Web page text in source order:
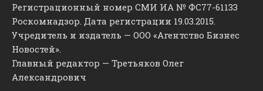
Регистрационный номер СМИ ИА № ФС77-61133
Роскомнадзор. Дата регистрации 19.03.2015.
Учредитель и издатель — ООО «Агентство Бизнес
Новостей».
Главный редактор — Третьяков Олег
Александрович